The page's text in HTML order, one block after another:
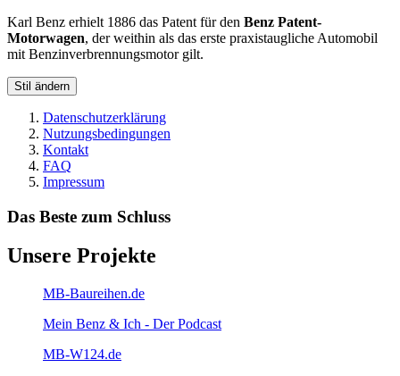
Karl Benz erhielt 1886 das Patent für den Benz Patent-
Motorwagen, der weithin als das erste praxistaugliche Automobil
mit Benzinverbrennungsmotor gilt.
Stil ändern
Datenschutzerklärung
Nutzungsbedingungen
Kontakt
FAQ
Impressum
Das Beste zum Schluss
Unsere Projekte
MB-Baureihen.de
Mein Benz & Ich - Der Podcast
MB-W124.de